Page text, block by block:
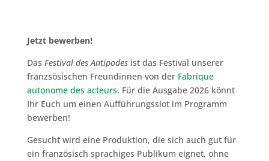
Jetzt bewerben!
Das Festival des Antipodesist das Festival unserer
franzsösischen Freundinnen von der Fabrique
autonome des acteurs. Für die Ausgabe 2026 könnt
Ihr Euch um einen Aufführungsslot im Programm
bewerben!
Gesucht wird eine Produktion, die sich auch gut für
ein französisch sprachiges Publikum eignet, ohne